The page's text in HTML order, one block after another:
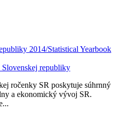
2014/Statistical Yearbook
Slovenskej republiky
ročenky SR poskytuje súhrnný
a ekonomický vývoj SR.